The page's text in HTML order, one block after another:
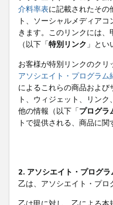
介料率表に記載されたその
ト、ソーシャルメディア
きます。このリンクには、
（以下「特別リンク 」とい
お客様が特別リンクのク
アソシエイト・プログラム
によるこれらの商品およ
ト、ウィジェット、リン
他の情報（以下「プログラ
トで提供される、商品に
2. アソシエイト・プログ
乙は、アソシエイト・プ